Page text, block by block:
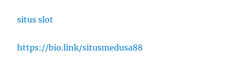
situs slot
https://bio.link/situsmedusa88